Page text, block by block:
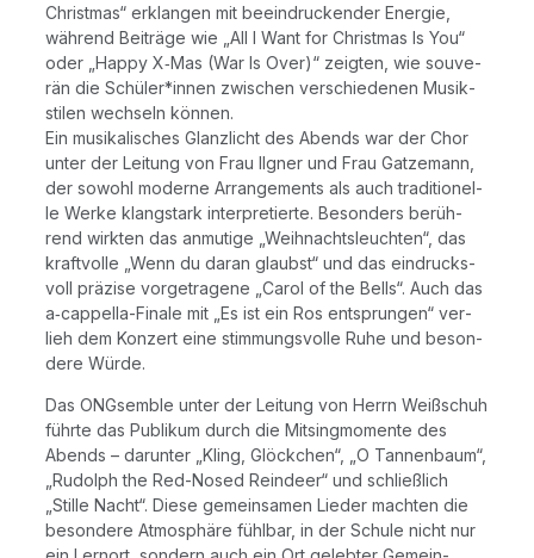
Christ­mas“ erklan­gen mit beein­dru­cken­der Ener­gie,
wäh­rend Bei­trä­ge wie „All I Want for Christ­mas Is You“
oder „Hap­py X‑Mas (War Is Over)“ zeig­ten, wie sou­ve­
rän die Schüler*innen zwi­schen ver­schie­de­nen Musik­
sti­len wech­seln kön­nen.
Ein musi­ka­li­sches Glanz­licht des Abends war der Chor
unter der Lei­tung von Frau Ilg­ner und Frau Gatz­e­mann,
der sowohl moder­ne Arran­ge­ments als auch tra­di­tio­nel­
le Wer­ke klang­stark inter­pre­tier­te. Beson­ders berüh­
rend wirk­ten das anmu­ti­ge „Weih­nachts­leuch­ten“, das
kraft­vol­le „Wenn du dar­an glaubst“ und das ein­drucks­
voll prä­zi­se vor­ge­tra­ge­ne „Carol of the Bells“. Auch das
a‑cap­pel­la-Fina­le mit „Es ist ein Ros ent­sprun­gen“ ver­
lieh dem Kon­zert eine stim­mungs­vol­le Ruhe und beson­
de­re Würde.
Das ONG­sem­ble unter der Lei­tung von Herrn Weiß­schuh
führ­te das Publi­kum durch die Mit­singmo­men­te des
Abends – dar­un­ter „Kling, Glöck­chen“, „O Tan­nen­baum“,
„Rudolph the Red-Nosed Reinde­er“ und schließ­lich
„Stil­le Nacht“. Die­se gemein­sa­men Lie­der mach­ten die
beson­de­re Atmo­sphä­re fühl­bar, in der Schu­le nicht nur